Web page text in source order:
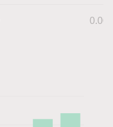
0.00